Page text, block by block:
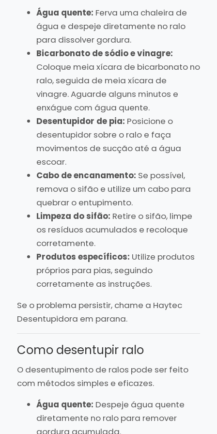
Água quente: Ferva uma chaleira de
água e despeje diretamente no ralo
para dissolver gordura.
Bicarbonato de sódio e vinagre:
Coloque meia xícara de bicarbonato no
ralo, seguida de meia xícara de
vinagre. Aguarde alguns minutos e
enxágue com água quente.
Desentupidor de pia: Posicione o
desentupidor sobre o ralo e faça
movimentos de sucção até a água
escoar.
Cabo de encanamento: Se possível,
remova o sifão e utilize um cabo para
quebrar o entupimento.
Limpeza do sifão: Retire o sifão, limpe
os resíduos acumulados e recoloque
corretamente.
Produtos específicos: Utilize produtos
próprios para pias, seguindo
corretamente as instruções.
Se o problema persistir, chame a Haytec
Desentupidora em parana.
Como desentupir ralo
O desentupimento de ralos pode ser feito
com métodos simples e eficazes.
Água quente: Despeje água quente
diretamente no ralo para remover